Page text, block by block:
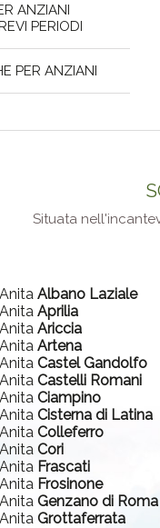
ANZIANI
PERIODI
PER ANZIANI
Situata
Albano Laziale
Aprilia
Ariccia
Artena
Castel Gandolfo
Castelli Romani
Ciampino
Cisterna di Latina
Colleferro
Cori
Frascati
Frosinone
Genzano di Roma
Grottaferrata